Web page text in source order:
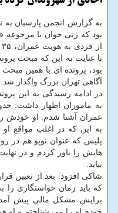
به گزارش انجمن پارسیان به
بود که زنی جوان با مرجوعه
با عنایت به این که مبحث
بود، پرونده ای با همین
آگاهی تهران بزرگ واگذار شد.
در ادامه رسیدگی به این
به ماموران اظهار داشت:
عمران آشنا شدم. او خودش
به این که در اغلب مواقع
پلیس که عنوان نوپو هم در
هایش را باور کردم و در
بیاید.
شاکی افزود: بعد از تعیین
که باید زمان خواستگاری را
برایش مشکل مالی پیش
خودم او را می شناختم و او